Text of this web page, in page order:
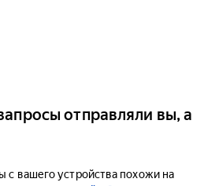
отправляли вы, а
с вашего устройства похожи на